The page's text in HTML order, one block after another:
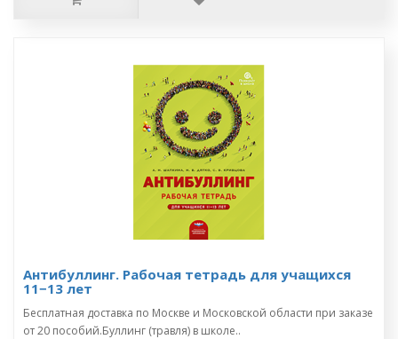
Антибуллинг. Рабочая тетрадь для учащихся
11−13 лет
Бесплатная доставка по Москве и Московской области при заказе
от 20 пособий.Буллинг (травля) в школе..